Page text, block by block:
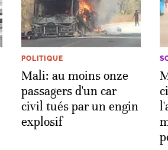
POLITIQUE
Mali: au moins onze
passagers d'un car
civil tués par un engin
explosif